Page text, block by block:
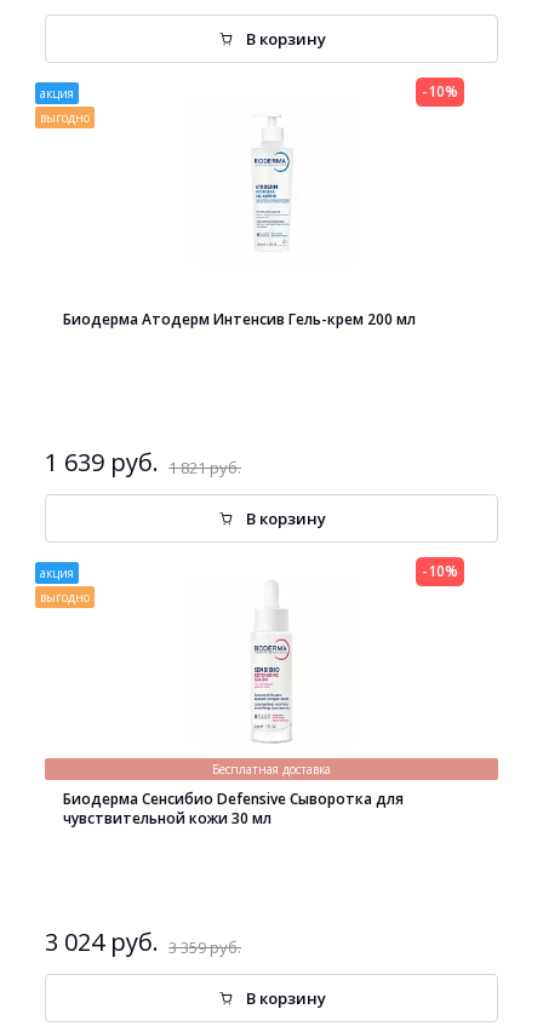
В корзину
акция
выгодно
Биодерма Атодерм Интенсив Гель-крем 200 мл
1 639 руб. 1 821 руб.
-10%
В корзину
акция
выгодно
Бесплатная доставка
Биодерма Сенсибио Defensive Сыворотка для
чувствительной кожи 30 мл
3 024 руб. 3 359 руб.
-10%
В корзину